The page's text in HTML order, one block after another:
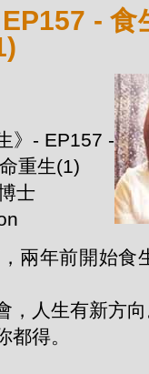
EP157 -
》- EP157 -
重生(1)
士
兩年前開始食
，人生有新方
得。